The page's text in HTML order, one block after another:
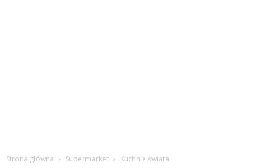
Strona główna Supermarket Kuchnie świata